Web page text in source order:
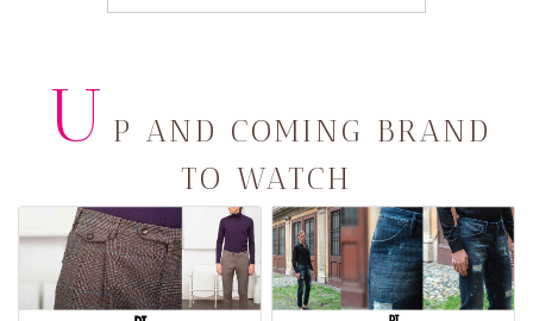
U P AND COMING BRAND
TO WATCH